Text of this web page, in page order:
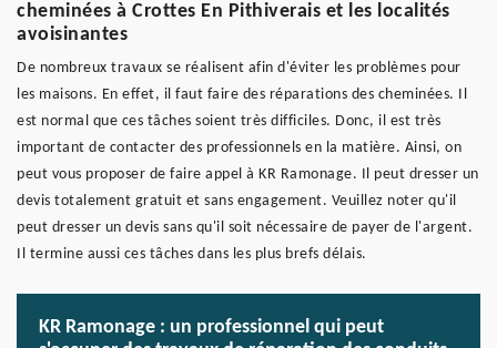
cheminées à Crottes En Pithiverais et les localités
avoisinantes
De nombreux travaux se réalisent afin d'éviter les problèmes pour
les maisons. En effet, il faut faire des réparations des cheminées. Il
est normal que ces tâches soient très difficiles. Donc, il est très
important de contacter des professionnels en la matière. Ainsi, on
peut vous proposer de faire appel à KR Ramonage. Il peut dresser un
devis totalement gratuit et sans engagement. Veuillez noter qu'il
peut dresser un devis sans qu'il soit nécessaire de payer de l'argent.
Il termine aussi ces tâches dans les plus brefs délais.
KR Ramonage : un professionnel qui peut